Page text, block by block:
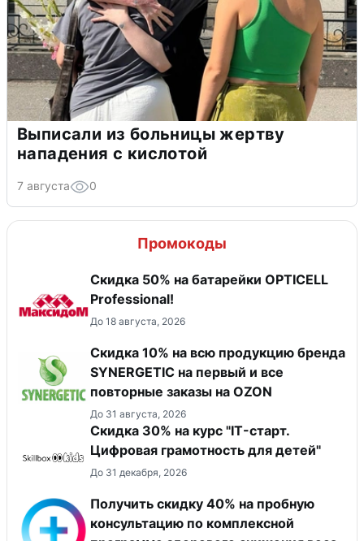
Выписали из больницы жертву
нападения с кислотой
7 августа 0
Промокоды
Скидка 50% на батарейки OPTICELL
Professional!
До 18 августа, 2026
Скидка 10% на всю продукцию бренда
SYNERGETIC на первый и все
повторные заказы на OZON
До 31 августа, 2026
Скидка 30% на курс "IT-старт.
Цифровая грамотность для детей"
До 31 декабря, 2026
Получить скидку 40% на пробную
консультацию по комплексной